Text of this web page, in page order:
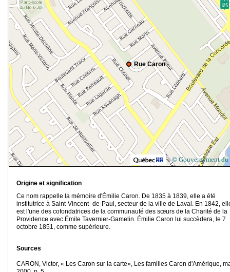
Rue Caron
© Gouvernement du
Origine et signification
Ce nom rappelle la mémoire d'Émilie Caron. De 1835 à 1839, elle a été
institutrice à Saint-Vincent- de-Paul, secteur de la ville de Laval. En 1842,
est l'une des cofondatrices de la communauté des sœurs de la Charité de la
Providence avec Émile Tavernier-Gamelin. Émilie Caron lui succèdera, le 7
octobre 1851, comme supérieure.
Sources
CARON, Victor, « Les Caron sur la carte», Les familles Caron d'Amérique,